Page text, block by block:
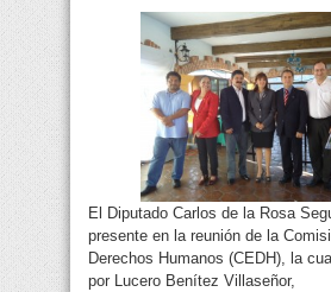
El Diputado Carlos de la Rosa
presente en la reunión de la
Derechos Humanos (CEDH), la
por Lucero Benítez Villaseñor,